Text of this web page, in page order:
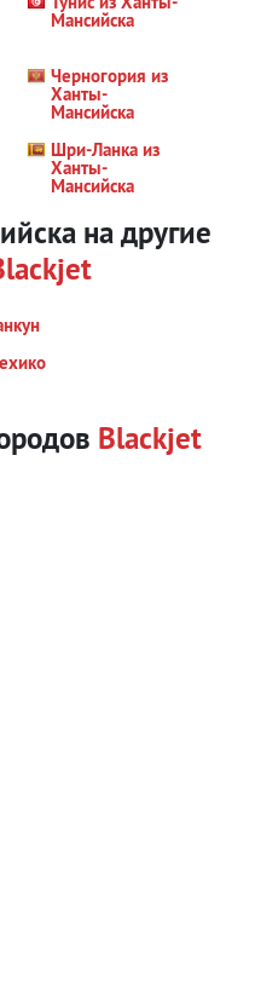
Мансийска
Черногория из
Ханты-
Мансийска
Шри-Ланка из
Ханты-
Мансийска
на другие
Blackjet